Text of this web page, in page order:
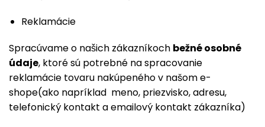
Reklamácie
Spracúvame o našich zákazníkoch bežné osobné
údaje, ktoré sú potrebné na spracovanie
reklamácie tovaru nakúpeného v našom e-
shope(ako napríklad meno, priezvisko, adresu,
telefonický kontakt a emailový kontakt zákazníka)